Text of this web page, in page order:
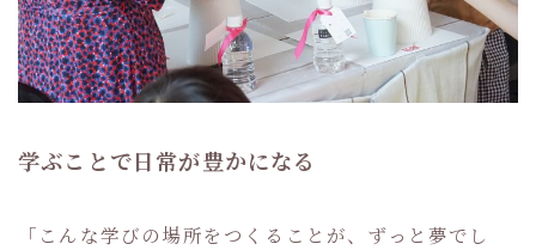
学ぶことで日常が豊かになる
「こんな学びの場所をつくることが、ずっと夢でし